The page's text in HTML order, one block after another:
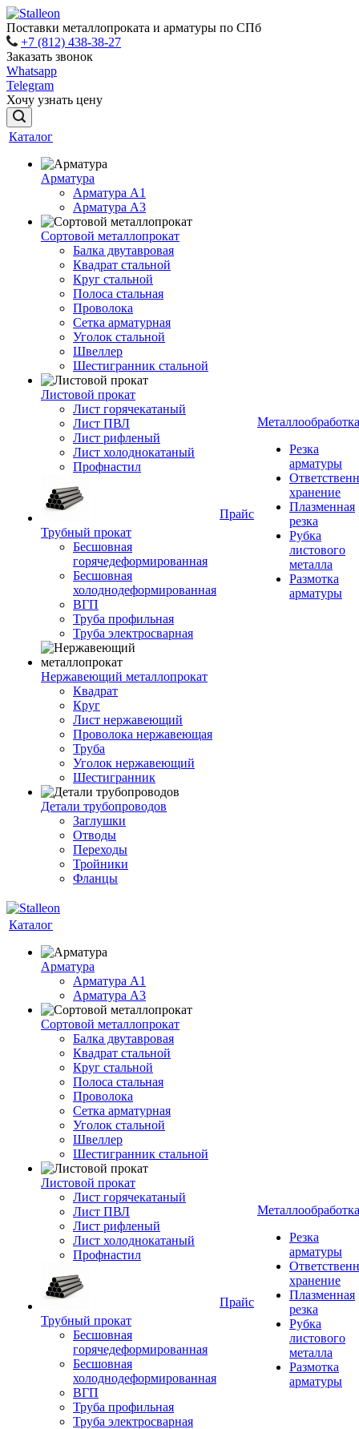
Поставки металлопроката и арматуры по СПб
+7 (812) 438-38-27
Заказать звонок
Whatsapp
Telegram
Хочу узнать цену
Каталог
Арматура
Арматура A1
Арматура А3
Сортовой металлопрокат
Балка двутавровая
Квадрат стальной
Круг стальной
Полоса стальная
Проволока
Сетка арматурная
Уголок стальной
Швеллер
Шестигранник стальной
Листовой прокат
Лист горячекатаный
Лист ПВЛ
Лист рифленый
Лист холоднокатаный
Профнастил
Трубный прокат
Бесшовная
горячедеформированная
Бесшовная
холоднодеформированная
ВГП
Труба профильная
Труба электросварная
Нержавеющий металлопрокат
Квадрат
Круг
Лист нержавеющий
Проволока нержавеющая
Труба
Уголок нержавеющий
Шестигранник
Детали трубопроводов
Заглушки
Отводы
Переходы
Тройники
Фланцы
Прайс
Металлообработка
Резка
арматуры
хранение
Плазменная
резка
Рубка
листового
металла
Размотка
арматуры
Каталог
Арматура
Арматура A1
Арматура А3
Сортовой металлопрокат
Балка двутавровая
Квадрат стальной
Круг стальной
Полоса стальная
Проволока
Сетка арматурная
Уголок стальной
Швеллер
Шестигранник стальной
Листовой прокат
Лист горячекатаный
Лист ПВЛ
Лист рифленый
Лист холоднокатаный
Профнастил
Трубный прокат
Бесшовная
горячедеформированная
Бесшовная
холоднодеформированная
ВГП
Труба профильная
Труба электросварная
Прайс
Металлообработка
Резка
арматуры
хранение
Плазменная
резка
Рубка
листового
металла
Размотка
арматуры